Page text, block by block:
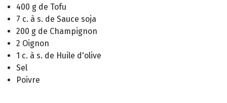
400 g de Tofu
7 c. à s. de Sauce soja
200 g de Champignon
2 Oignon
1 c. à s. de Huile d'olive
Sel
Poivre